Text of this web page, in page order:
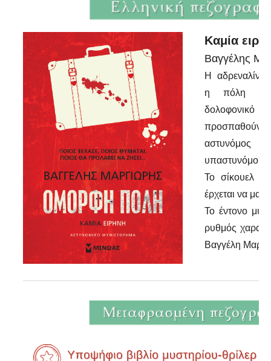
Καμία
Βαγγέλης
Η αδρεναλίνη
η πόλη
δολοφονικό
αστυνόμος
υπαστυνόμο
Το σίκουελ
έρχεται να
Το έντονο
ρυθμός
Βαγγέλη